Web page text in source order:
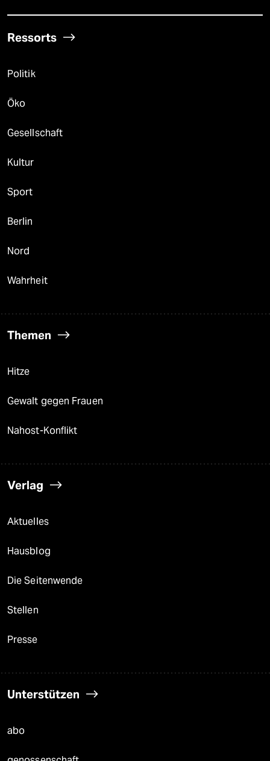
Ressorts
Politik
Öko
Gesellschaft
Kultur
Sport
Berlin
Nord
Wahrheit
Themen
Hitze
Gewalt gegen Frauen
Nahost-Konflikt
Verlag
Aktuelles
Hausblog
Die Seitenwende
Stellen
Presse
Unterstützen
abo